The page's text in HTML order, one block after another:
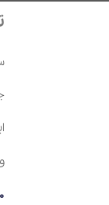
جنسیت:
ویژگی های